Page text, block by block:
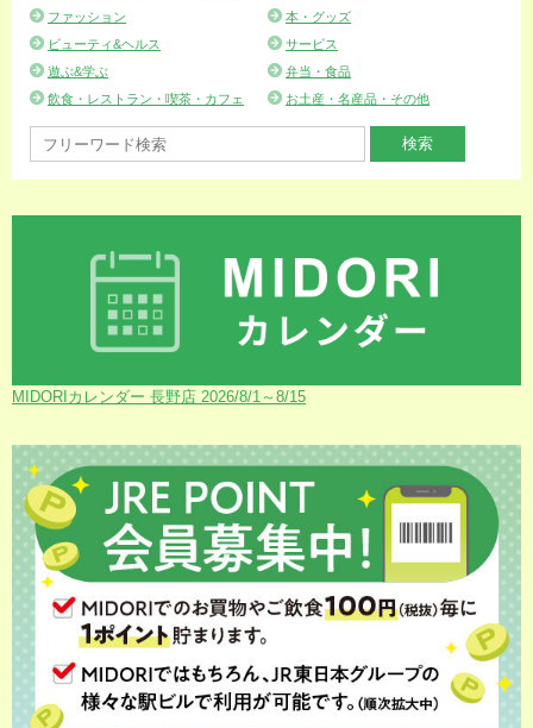
ファッション
本・グッズ
ビューティ&ヘルス
サービス
遊ぶ&学ぶ
弁当・食品
飲食・レストラン・喫茶・カフェ
お土産・名産品・その他
MIDORIカレンダー 長野店 2026/8/1～8/15